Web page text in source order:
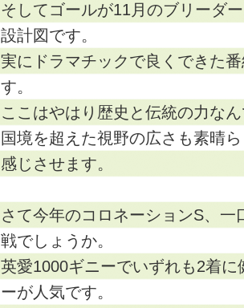
そしてゴールが11月のブリーダ
設計図です。
実にドラマチックで良くできた
す。
ここはやはり歴史と伝統の力な
国境を超えた視野の広さも素晴
感じさせます。
さて今年のコロネーションS、一
戦でしょうか。
英愛1000ギニーでいずれも2着に
ーが人気です。